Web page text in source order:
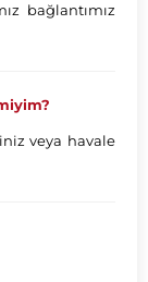
bağlantımız
veya havale